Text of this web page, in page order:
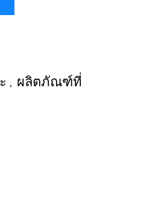
, ผลิตภัณฑ์ที่